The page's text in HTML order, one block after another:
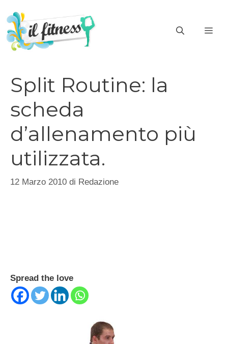
contenuto
Split Routine: la
scheda
d’allenamento più
utilizzata.
12 Marzo 2010 di Redazione
Spread the love